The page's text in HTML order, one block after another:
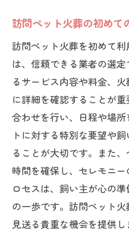
ペット火葬のプ
訪問ペット火葬
飼い主の意向を
費用面での注意
心に残る火葬の
訪問ペット火葬の詳
訪問ペット火葬
火葬当日に避け
訪問時のスタッ
火葬後のお骨の
トラブルを避け
訪問ペット火葬の初めて
訪問ペット火葬を初めて
は、信頼できる業者の選
るサービス内容や料金、
に詳細を確認することが
合わせを行い、日程や場
トに対する特別な要望や
ることが大切です。また
時間を確保し、セレモニ
ロセスは、飼い主が心の
の一歩です。訪問ペット
見送る貴重な機会を提供し